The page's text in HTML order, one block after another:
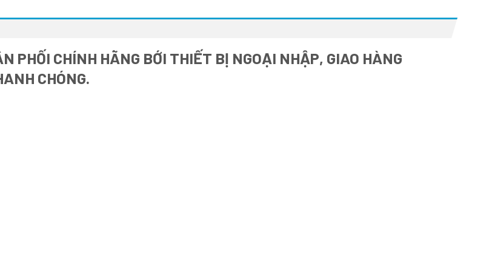
PHỐI CHÍNH HÃNG BỚI THIẾT BỊ NGOẠI NHẬP, GIAO HÀNG
CHÓNG.